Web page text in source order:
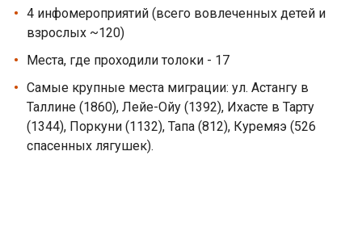
4 инфомероприятий (всего вовлеченных детей и
взрослых ~120)
Места, где проходили толоки - 17
Самые крупные места миграции: ул. Астангу в
Таллине (1860), Лейе-Ойу (1392), Ихасте в Тарту
(1344), Поркуни (1132), Тапа (812), Куремяэ (526
спасенных лягушек).